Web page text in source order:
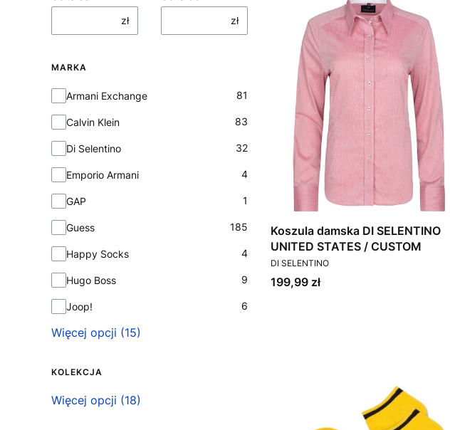
zł
zł
MARKA
Marka
Armani Exchange 81
Calvin Klein 83
Di Selentino 32
Emporio Armani 4
GAP 1
Guess 185
Happy Socks 4
Hugo Boss 9
Joop! 6
Więcej opcji (15)
KOLEKCJA
Kolekcja
Więcej opcji (18)
Koszula damska DI SELENTINO
UNITED STATES / CUSTOM
PRODUCENT
DI SELENTINO
Cena
199,99 zł